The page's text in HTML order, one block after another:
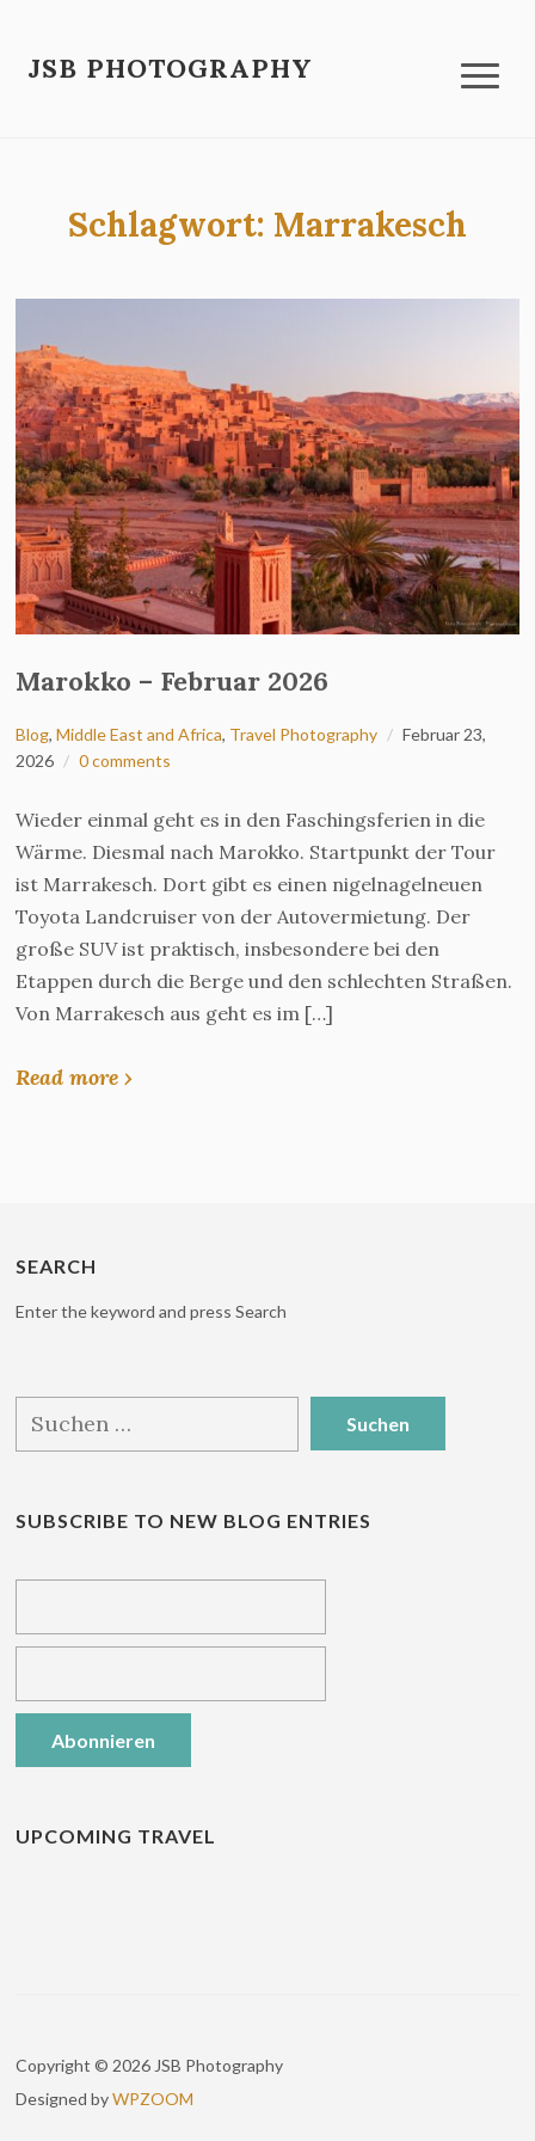
JSB PHOTOGRAPHY
Schlagwort: Marrakesch
Marokko – Februar 2026
Blog,Middle East and Africa, Travel Photography
Februar 23,
2026
0 comments
Wieder einmal geht es in den Faschingsferien in die
Wärme. Diesmal nach Marokko. Startpunkt der Tour
ist Marrakesch. Dort gibt es einen nigelnagelneuen
Toyota Landcruiser von der Autovermietung. Der
große SUV ist praktisch, insbesondere bei den
Etappen durch die Berge und den schlechten Straßen.
Von Marrakesch aus geht es im […]
Read more ›
SEARCH
Enter the keyword and press Search
nach:
SUBSCRIBE TO NEW BLOG ENTRIES
UPCOMING TRAVEL
Copyright © 2026 JSB Photography
Designed byWPZOOM